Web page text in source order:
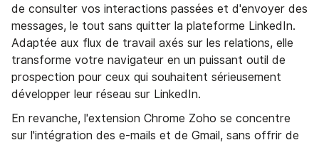
de consulter vos interactions passées et d'envoyer des
messages, le tout sans quitter la plateforme LinkedIn.
Adaptée aux flux de travail axés sur les relations, elle
transforme votre navigateur en un puissant outil de
prospection pour ceux qui souhaitent sérieusement
développer leur réseau sur LinkedIn.
En revanche, l'extension Chrome Zoho se concentre
sur l'intégration des e-mails et de Gmail, sans offrir de